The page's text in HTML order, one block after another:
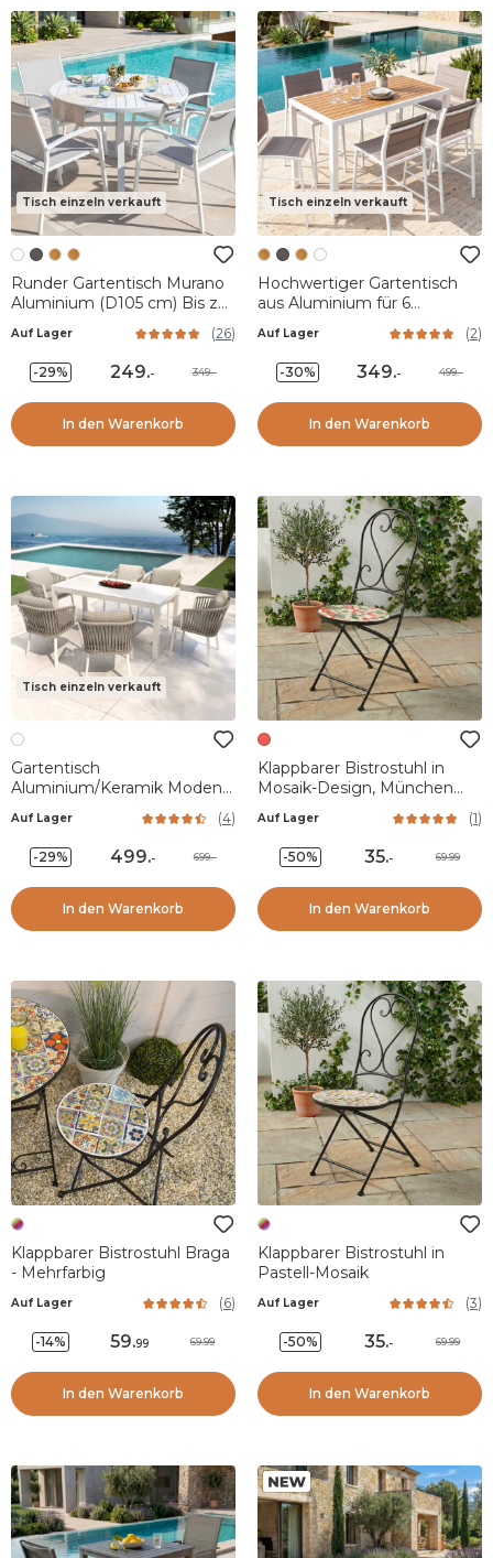
Tisch einzeln verkauft
Runder Gartentisch Murano
Aluminium (D105 cm) Bis zu
Auf Lager (26)
-29% 249.- 349.-
In den Warenkorb
Tisch einzeln verkauft
Hochwertiger Gartentisch
aus Aluminium für 6
(160 x H105 cm) Murano
Weiß
Auf Lager (2)
-30% 349.- 499.-
In den Warenkorb
Tisch einzeln verkauft
Gartentisch
Aluminium/Keramik Modena
- bis zu 6 Pers. Modena (150
x 75 cm) - Weiß/Grau
Auf Lager (4)
-29% 499.- 699.-
In den Warenkorb
Klappbarer Bistrostuhl in
Mosaik-Design, München
Auf Lager (1)
-50% 35.- 69.99
In den Warenkorb
Klappbarer Bistrostuhl Braga
- Mehrfarbig
Auf Lager (6)
-14% 59.99 69.99
In den Warenkorb
Klappbarer Bistrostuhl in
Pastell-Mosaik
Auf Lager (3)
-50% 35.- 69.99
In den Warenkorb